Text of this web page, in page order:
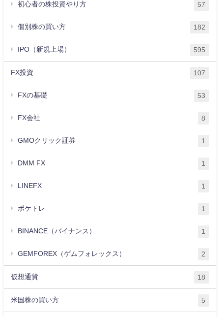
初心者の株投資やり方 57
個別株の買い方 182
IPO（新規上場） 595
FX投資 107
FXの基礎 53
FX会社 8
GMOクリック証券 1
DMM FX 1
LINEFX 1
ポケトレ 1
BINANCE（バイナンス） 1
GEMFOREX（ゲムフォレックス） 2
仮想通貨 18
米国株の買い方 5